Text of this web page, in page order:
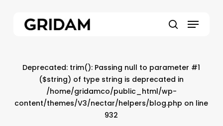
Menu
Deprecated: trim(): Passing null to parameter #1
($string) of type string is deprecated in
/home/gridamco/public_html/wp-
content/themes/V3/nectar/helpers/blog.php on line
932